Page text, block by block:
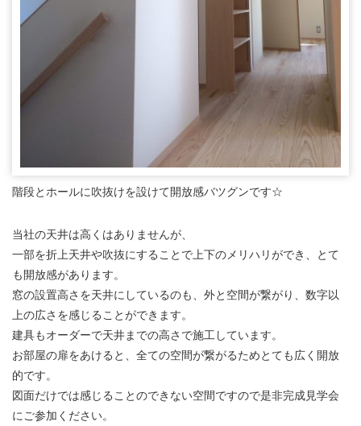
階段とホールに吹抜けを設けて開放感バツグンです☆
当社の天井は高くはありませんが、
一部を折上天井や吹抜にすることで上下のメリハリができ、とて
も開放感があります。
窓の設置高さを天井にしているのも、外と空間が繋がり、数字以
上の広さを感じることができます。
建具もオーダーで天井までの高さで施工しています。
お部屋の扉をあけると、全ての空間が繋がるためとても広く開放
的です。
図面だけでは感じることのできない空間ですので是非完成見学会
にご参加ください。